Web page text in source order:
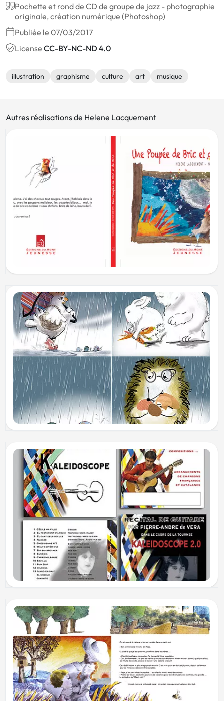
Pochette et rond de CD de groupe de jazz - photographie
originale, création numérique (Photoshop)
Publiée le 07/03/2017
License CC-BY-NC-ND 4.0
illustration graphisme culture art musique
Autres réalisations de Helene Lacquement